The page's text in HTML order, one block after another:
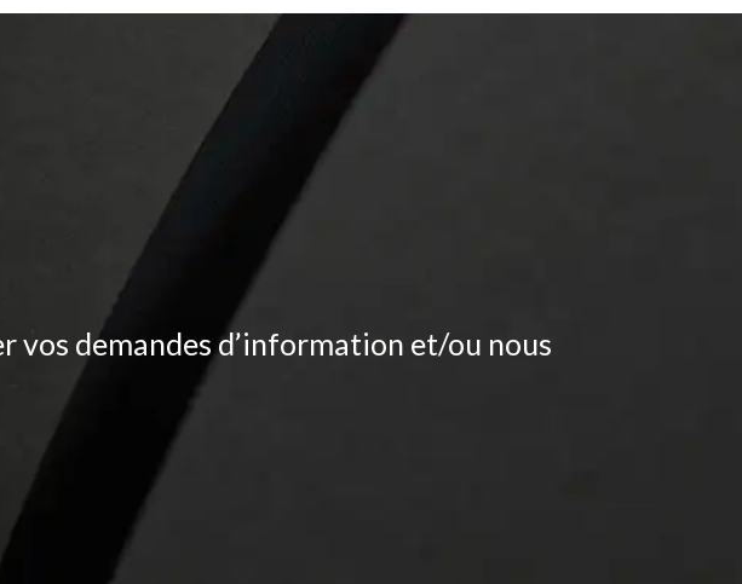
vos demandes d’information et/ou nous